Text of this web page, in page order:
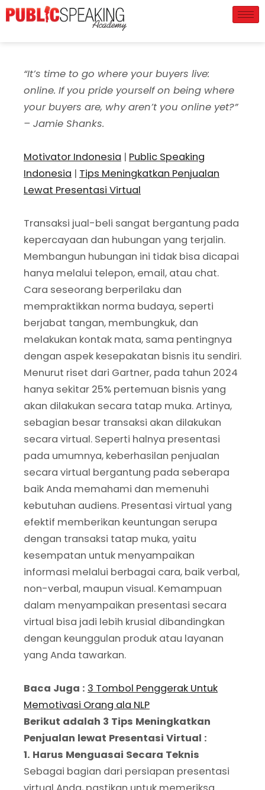
“It’s time to go where your buyers live:
online. If you pride yourself on being where
your buyers are, why aren’t you online yet?”
– Jamie Shanks.
Motivator Indonesia | Public Speaking
Indonesia | Tips Meningkatkan Penjualan
Lewat Presentasi Virtual
Transaksi jual-beli sangat bergantung pada
kepercayaan dan hubungan yang terjalin.
Membangun hubungan ini tidak bisa dicapai
hanya melalui telepon, email, atau chat.
Cara seseorang berperilaku dan
mempraktikkan norma budaya, seperti
berjabat tangan, membungkuk, dan
melakukan kontak mata, sama pentingnya
dengan aspek kesepakatan bisnis itu sendiri.
Menurut riset dari Gartner, pada tahun 2024
hanya sekitar 25% pertemuan bisnis yang
akan dilakukan secara tatap muka. Artinya,
sebagian besar transaksi akan dilakukan
secara virtual. Seperti halnya presentasi
pada umumnya, keberhasilan penjualan
secara virtual bergantung pada seberapa
baik Anda memahami dan memenuhi
kebutuhan audiens. Presentasi virtual yang
efektif memberikan keuntungan serupa
dengan transaksi tatap muka, yaitu
kesempatan untuk menyampaikan
informasi melalui berbagai cara, baik verbal,
non-verbal, maupun visual. Kemampuan
dalam menyampaikan presentasi secara
virtual bisa jadi lebih krusial dibandingkan
dengan keunggulan produk atau layanan
yang Anda tawarkan.
Baca Juga : 3 Tombol Penggerak Untuk
Memotivasi Orang ala NLP
Berikut adalah 3 Tips Meningkatkan
Penjualan lewat Presentasi Virtual :
1. Harus Menguasai Secara Teknis
Sebagai bagian dari persiapan presentasi